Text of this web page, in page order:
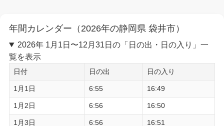
年間カレンダー（2026年の静岡県 袋井市）
2026年 1月1日〜12月31日の「日の出・日の入り」一
覧を表示
日付 日の出 日の入り
1月1日 6:55 16:49
1月2日 6:56 16:50
1月3日 6:56 16:51